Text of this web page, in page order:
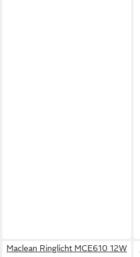
Maclean Ringlicht MCE610 12W